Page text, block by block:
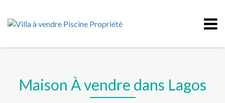
Maison À vendre dans Lagos